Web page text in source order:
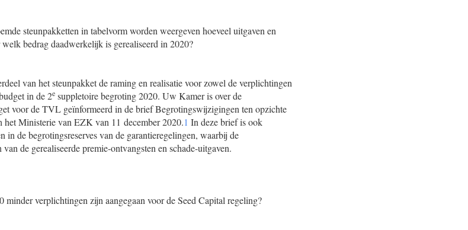
steunpakketten in tabelvorm worden weergeven hoeveel uitgaven en
bedrag daadwerkelijk is gerealiseerd in 2020?
van het steunpakket de raming en realisatie voor zowel de verplichtingen
in de 2e suppletoire begroting 2020. Uw Kamer is over de
voor de TVL geïnformeerd in de brief Begrotingswijzigingen ten opzichte
het Ministerie van EZK van 11 december 2020.1 In deze brief is ook
in de begrotingsreserves van de garantieregelingen, waarbij de
de gerealiseerde premie-ontvangsten en schade-uitgaven.
verplichtingen zijn aangegaan voor de Seed Capital regeling?